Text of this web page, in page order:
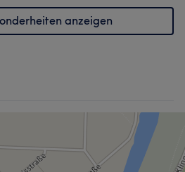
anzeigen